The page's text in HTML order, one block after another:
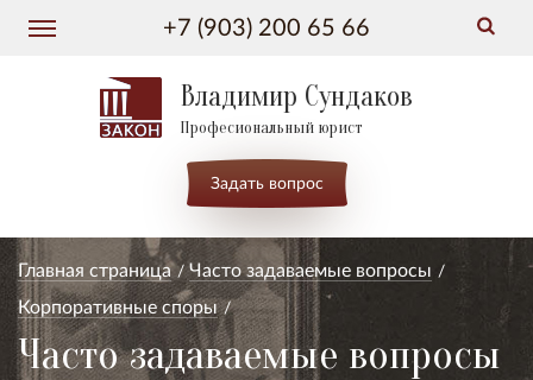
+7 (903) 200 65 66
Владимир Сундаков
Професиональный юрист
Задать вопрос
Главная страница
Часто задаваемые вопросы
Корпоративные споры
Часто задаваемые вопросы